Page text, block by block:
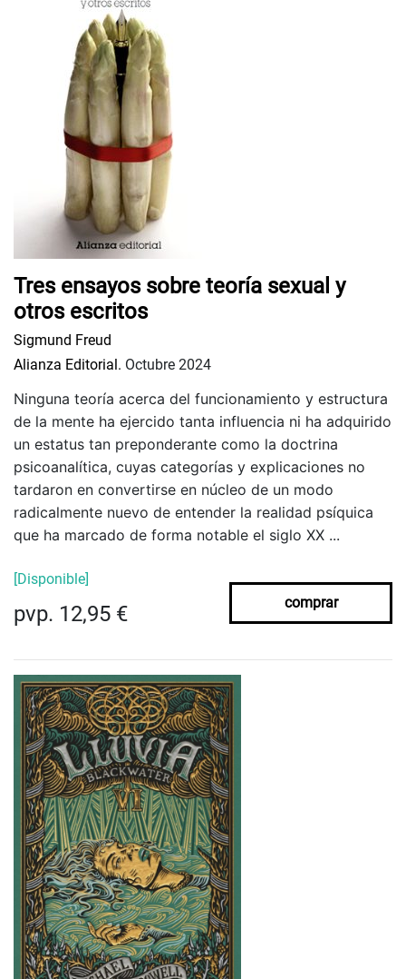
Tres ensayos sobre teoría sexual y
otros escritos
Sigmund Freud
Alianza Editorial. Octubre 2024
Ninguna teoría acerca del funcionamiento y estructura
de la mente ha ejercido tanta influencia ni ha adquirido
un estatus tan preponderante como la doctrina
psicoanalítica, cuyas categorías y explicaciones no
tardaron en convertirse en núcleo de un modo
radicalmente nuevo de entender la realidad psíquica
que ha marcado de forma notable el siglo XX ...
[Disponible]
pvp. 12,95 € comprar